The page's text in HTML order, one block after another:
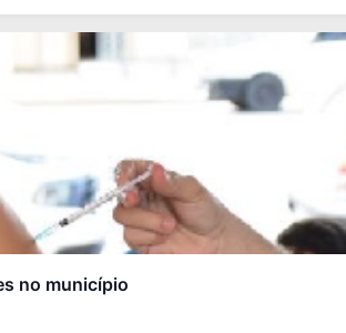
no município